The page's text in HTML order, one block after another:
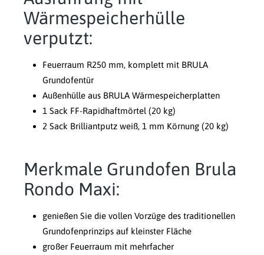
Wärmespeicherhülle
verputzt:
Feuerraum R250 mm, komplett mit BRULA
Grundofentür
Außenhülle aus BRULA Wärmespeicherplatten
1 Sack FF-Rapidhaftmörtel (20 kg)
2 Sack Brilliantputz weiß, 1 mm Körnung (20 kg)
Merkmale Grundofen Brula
Rondo Maxi:
genießen Sie die vollen Vorzüge des traditionellen
Grundofenprinzips auf kleinster Fläche
großer Feuerraum mit mehrfacher